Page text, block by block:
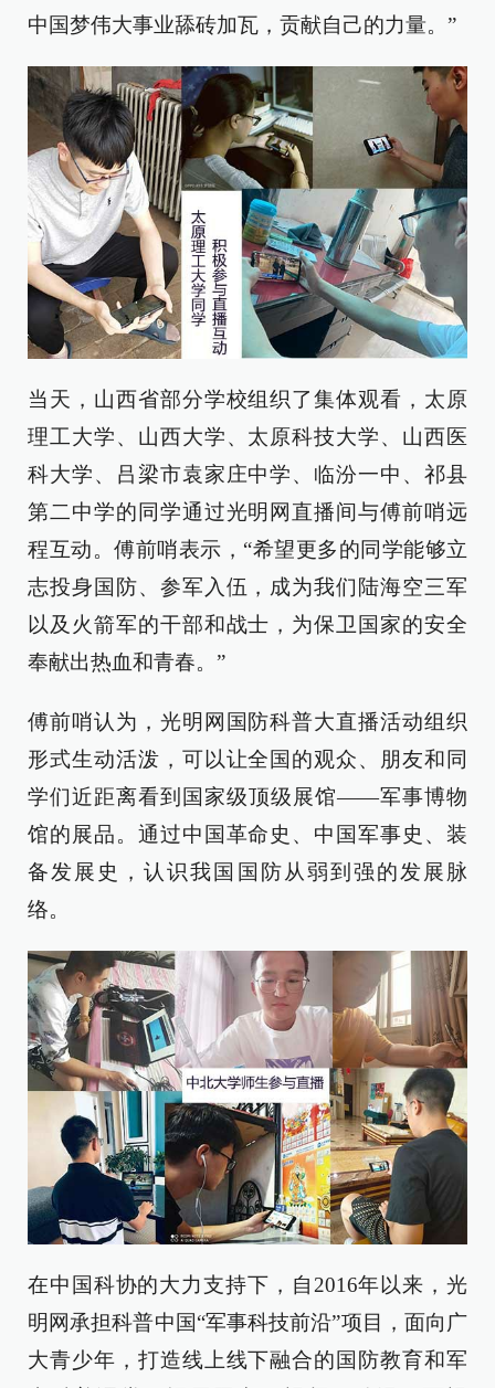
中国梦伟大事业舔砖加瓦，贡献自己的力量。”
当天，山西省部分学校组织了集体观看，太原
理工大学、山西大学、太原科技大学、山西医
科大学、吕梁市袁家庄中学、临汾一中、祁县
第二中学的同学通过光明网直播间与傅前哨远
程互动。傅前哨表示，“希望更多的同学能够立
志投身国防、参军入伍，成为我们陆海空三军
以及火箭军的干部和战士，为保卫国家的安全
奉献出热血和青春。”
傅前哨认为，光明网国防科普大直播活动组织
形式生动活泼，可以让全国的观众、朋友和同
学们近距离看到国家级顶级展馆——军事博物
馆的展品。通过中国革命史、中国军事史、装
备发展史，认识我国国防从弱到强的发展脉
络。
在中国科协的大力支持下，自2016年以来，光
明网承担科普中国“军事科技前沿”项目，面向广
大青少年，打造线上线下融合的国防教育和军